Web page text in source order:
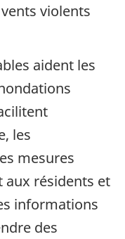
violents
aident les
les
mesures
aux résidents et
informations
des